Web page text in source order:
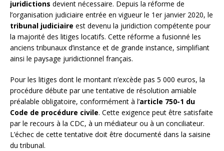
juridictions devient nécessaire. Depuis la réforme de
l’organisation judiciaire entrée en vigueur le 1er janvier 2020, le
tribunal judiciaire est devenu la juridiction compétente pour
la majorité des litiges locatifs. Cette réforme a fusionné les
anciens tribunaux d’instance et de grande instance, simplifiant
ainsi le paysage juridictionnel français.
Pour les litiges dont le montant n’excède pas 5 000 euros, la
procédure débute par une tentative de résolution amiable
préalable obligatoire, conformément à l’article 750-1 du
Code de procédure civile. Cette exigence peut être satisfaite
par le recours à la CDC, à un médiateur ou à un conciliateur.
L’échec de cette tentative doit être documenté dans la saisine
du tribunal.